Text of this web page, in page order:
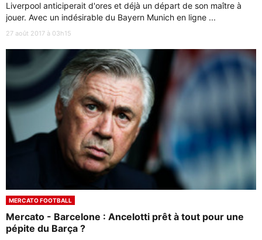
Liverpool anticiperait d'ores et déjà un départ de son maître à
jouer. Avec un indésirable du Bayern Munich en ligne ...
27 août 2017 à 03h15
MERCATO FOOTBALL
Mercato - Barcelone : Ancelotti prêt à tout pour une
pépite du Barça ?